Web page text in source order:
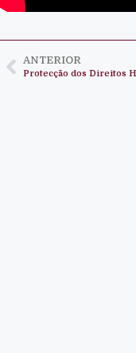
ANTERIOR
Protecção dos Direitos